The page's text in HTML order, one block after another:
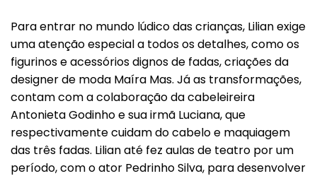
Para entrar no mundo lúdico das crianças, Lilian exige
uma atenção especial a todos os detalhes, como os
figurinos e acessórios dignos de fadas, criações da
designer de moda Maíra Mas. Já as transformações,
contam com a colaboração da cabeleireira
Antonieta Godinho e sua irmã Luciana, que
respectivamente cuidam do cabelo e maquiagem
das três fadas. Lilian até fez aulas de teatro por um
período, com o ator Pedrinho Silva, para desenvolver